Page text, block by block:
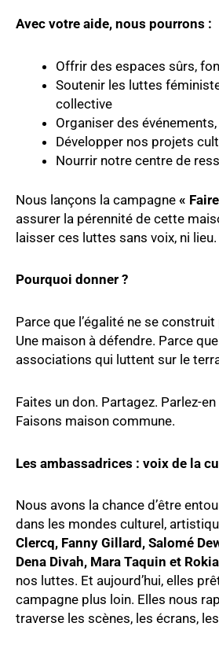
Avec votre aide, nous pourrons :
Offrir des espaces sûrs,
Soutenir les luttes
collective
Organiser des
Développer nos projets
Nourrir notre centre de
Nous lançons la campagne «
assurer la pérennité de cette
laisser ces luttes sans voix, ni lieu.
Pourquoi donner ?
Parce que l’égalité ne se
Une maison à défendre. Parce
associations qui luttent sur le
Faites un don. Partagez. Parlez-
Faisons maison commune.
Les ambassadrices : voix de la
Nous avons la chance d’être
dans les mondes culturel,
Clercq, Fanny Gillard, Salomé
Dena Divah, Mara Taquin et
nos luttes. Et aujourd’hui, elles
campagne plus loin. Elles nous
traverse les scènes, les écrans,